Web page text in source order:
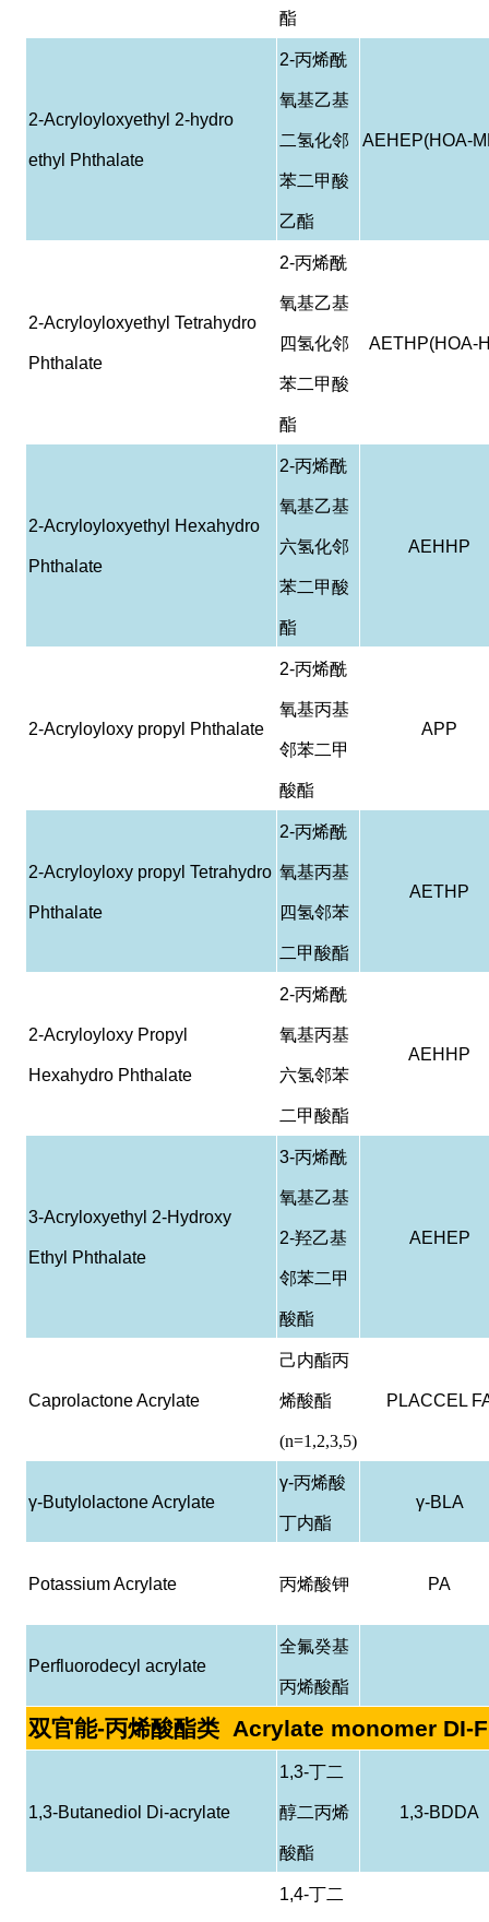
酯
2-Acryloyloxyethyl 2-hydro
ethyl Phthalate
2-丙烯酰
氧基乙基
二氢化邻
苯二甲酸
乙酯
AEHEP(HOA-
2-Acryloyloxyethyl Tetrahydro
Phthalate
2-丙烯酰
氧基乙基
四氢化邻
苯二甲酸
酯
AETHP(HOA-
2-Acryloyloxyethyl Hexahydro
Phthalate
2-丙烯酰
氧基乙基
六氢化邻
苯二甲酸
酯
AEHHP
2-Acryloyloxy propyl Phthalate
2-丙烯酰
氧基丙基
邻苯二甲
酸酯
APP
2-Acryloyloxy propyl Tetrahydro
Phthalate
2-丙烯酰
氧基丙基
四氢邻苯
二甲酸酯
AETHP
2-Acryloyloxy Propyl
Hexahydro Phthalate
2-丙烯酰
氧基丙基
六氢邻苯
二甲酸酯
AEHHP
3-Acryloxyethyl 2-Hydroxy
Ethyl Phthalate
3-丙烯酰
氧基乙基
2-羟乙基
邻苯二甲
酸酯
AEHEP
Caprolactone Acrylate
己内酯丙
烯酸酯
(n=1,2,3,5)
PLACCEL
γ-Butylolactone Acrylate
γ-丙烯酸
丁内酯
γ-BLA
Potassium Acrylate 丙烯酸钾 PA
Perfluorodecyl acrylate
全氟癸基
丙烯酸酯
双官能-丙烯酸酯类Acrylate monomer DI-
1,3-Butanediol Di-acrylate
1,3-丁二
醇二丙烯
酸酯
1,3-BDDA
1,4-丁二